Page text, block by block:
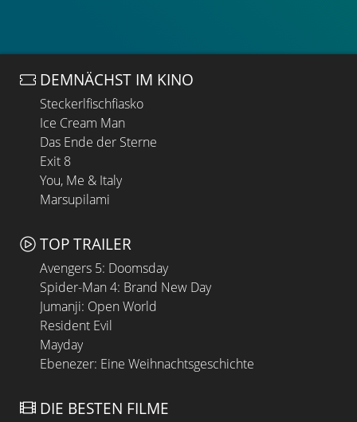
DEMNÄCHST IM KINO
Steckerlfischfiasko
Ice Cream Man
Das Ende der Sterne
Exit 8
You, Me & Italy
Marsupilami
TOP TRAILER
Avengers 5: Doomsday
Spider-Man 4: Brand New Day
Jumanji: Open World
Resident Evil
Mayday
Ebenezer: Eine Weihnachtsgeschichte
DIE BESTEN FILME